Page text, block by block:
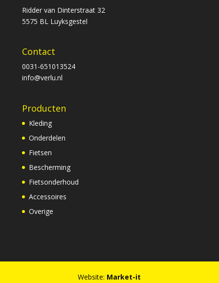
Ridder van Dinterstraat 32
5575 BL Luyksgestel
Contact
0031-651013524
info@verlu.nl
Producten
Kleding
Onderdelen
Fietsen
Bescherming
Fietsonderhoud
Accessoires
Overige
Website: Market-it